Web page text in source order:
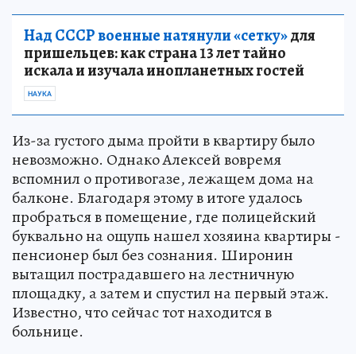
Над СССР военные натянули «сетку»для
пришельцев: как страна 13 лет тайно
искала и изучала инопланетных гостей
НАУКА
Из-за густого дыма пройти в квартиру было
невозможно. Однако Алексей вовремя
вспомнил о противогазе, лежащем дома на
балконе. Благодаря этому в итоге удалось
пробраться в помещение, где полицейский
буквально на ощупь нашел хозяина квартиры -
пенсионер был без сознания. Широнин
вытащил пострадавшего на лестничную
площадку, а затем и спустил на первый этаж.
Известно, что сейчас тот находится в
больнице.